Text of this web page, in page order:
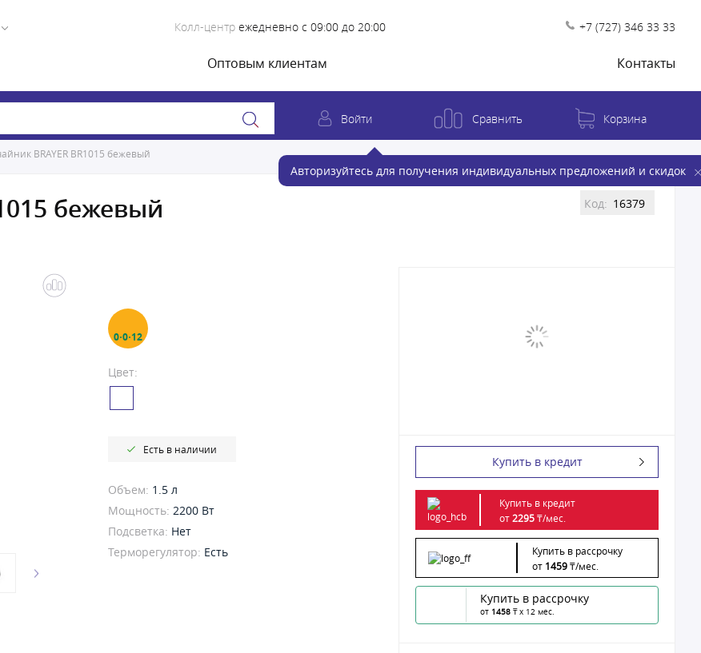
Колл-центр ежедневно с 09:00 до 20:00 +7 (727) 346 33 33
Оптовым клиентам Контакты
Войти
Авторизуйтесь для получения индивидуальных предложений и скидок
Сравнить Корзина
BRAYER BR1015 бежевый
бежевый Код: 16379
0·0·12
Цвет:
Есть в наличии
Объем: 1.5 л
Мощность: 2200 Вт
Подсветка: Нет
Терморегулятор: Есть
Купить в кредит
Купить в кредит
от2295₸/мес.
Купить в рассрочку
от 1459₸/мес.
Купить в рассрочку
от 1458 ₸ x 12 мес.